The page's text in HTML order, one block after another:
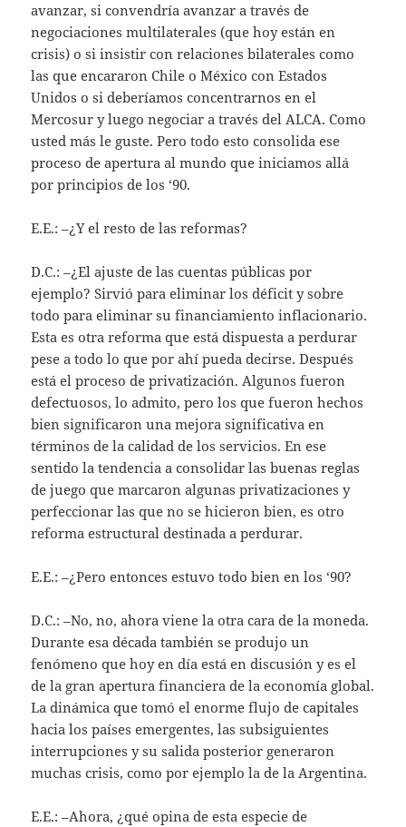
avanzar, si convendría avanzar a través de
negociaciones multilaterales (que hoy están en
crisis) o si insistir con relaciones bilaterales como
las que encararon Chile o México con Estados
Unidos o si deberíamos concentrarnos en el
Mercosur y luego negociar a través del ALCA. Como
usted más le guste. Pero todo esto consolida ese
proceso de apertura al mundo que iniciamos allá
por principios de los ‘90.
E.E.: –¿Y el resto de las reformas?
D.C.: –¿El ajuste de las cuentas públicas por
ejemplo? Sirvió para eliminar los déficit y sobre
todo para eliminar su financiamiento inflacionario.
Esta es otra reforma que está dispuesta a perdurar
pese a todo lo que por ahí pueda decirse. Después
está el proceso de privatización. Algunos fueron
defectuosos, lo admito, pero los que fueron hechos
bien significaron una mejora significativa en
términos de la calidad de los servicios. En ese
sentido la tendencia a consolidar las buenas reglas
de juego que marcaron algunas privatizaciones y
perfeccionar las que no se hicieron bien, es otro
reforma estructural destinada a perdurar.
E.E.: –¿Pero entonces estuvo todo bien en los ‘90?
D.C.: –No, no, ahora viene la otra cara de la moneda.
Durante esa década también se produjo un
fenómeno que hoy en día está en discusión y es el
de la gran apertura financiera de la economía global.
La dinámica que tomó el enorme flujo de capitales
hacia los países emergentes, las subsiguientes
interrupciones y su salida posterior generaron
muchas crisis, como por ejemplo la de la Argentina.
E.E.: –Ahora, ¿qué opina de esta especie de